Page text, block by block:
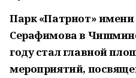
Парк «Патриот» имени
Серафимова в
году стал главной
мероприятий,